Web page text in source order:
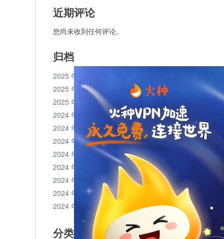
近期评论
您尚未收到任何评论。
归档
2025 年 11 月
2025 年 10 月
2025 年 1 月
2024 年 12 月
2024 年 11 月
2024 年 10 月
2024 年 9 月
2024 年 8 月
2024 年 7 月
2024 年 6 月
2024 年 5 月
分类目录